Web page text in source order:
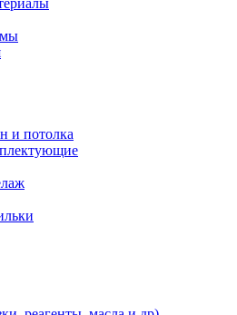
и потолка